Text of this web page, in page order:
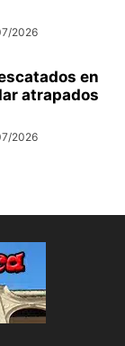
2026
en
atrapados
2026